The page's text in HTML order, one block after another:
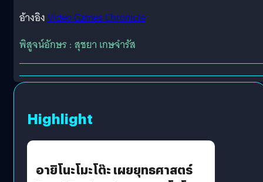
อ้างอิงVideo Games Chronicle
พิสูจน์อักษร : สุชยา เกษจำรัส
Highlight
อายิโนะโมะโต๊ะ เผยยุทธศาสตร์